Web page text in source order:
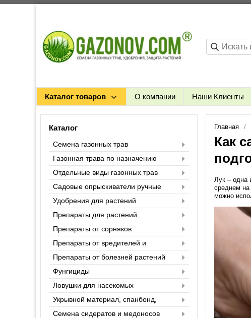
Каталог товаров О компании Наши Клиенты
Каталог
Семена газонных трав
Газонная трава по назначению
Отдельные виды газонных трав
Садовые опрыскиватели ручные
Удобрения для растений
Препараты для растений
Препараты от сорняков
Препараты от вредителей и
насекомых
Препараты от болезней растений
Фунгициды
Ловушки для насекомых
Укрывной материал, спанбонд,
агроспан
Семена сидератов и медоносов
Главная
Как
Лук – одна
среднем на
можно